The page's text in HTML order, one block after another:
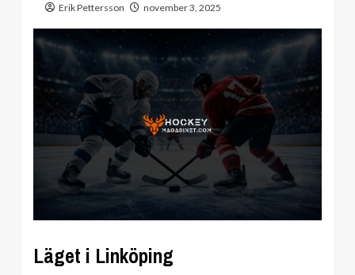
Erik Pettersson november 3, 2025
Läget i Linköping